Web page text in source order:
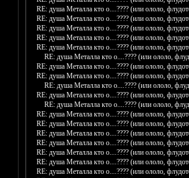
RE: душа Металла кто о....???? (или ололо,
RE: душа Металла кто о....???? (или ололо,
RE: душа Металла кто о....???? (или ололо,
RE: душа Металла кто о....???? (или ололо,
RE: душа Металла кто о....???? (или ололо,
RE: душа Металла кто о....???? (или ололо,
RE: душа Металла кто о....???? (или ололо,
RE: душа Металла кто о....???? (или ололо,
RE: душа Металла кто о....???? (или ололо,
RE: душа Металла кто о....???? (или ололо,
RE: душа Металла кто о....???? (или ололо,
RE: душа Металла кто о....???? (или ололо,
RE: душа Металла кто о....???? (или ололо,
RE: душа Металла кто о....???? (или ололо,
RE: душа Металла кто о....???? (или ололо,
RE: душа Металла кто о....???? (или ололо,
RE: душа Металла кто о....???? (или ололо,
RE: душа Металла кто о....???? (или ололо,